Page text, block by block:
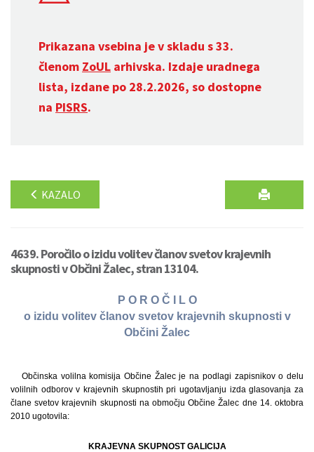
Prikazana vsebina je v skladu s 33.
členom ZoUL arhivska. Izdaje uradnega
lista, izdane po 28.2.2026, so dostopne
na PISRS.
KAZALO
4639. Poročilo o izidu volitev članov svetov krajevnih
skupnosti v Občini Žalec, stran 13104.
P O R O Č I L O
o izidu volitev članov svetov krajevnih skupnosti v
Občini Žalec
Občinska volilna komisija Občine Žalec je na podlagi zapisnikov o delu
volilnih odborov v krajevnih skupnostih pri ugotavljanju izda glasovanja za
člane svetov krajevnih skupnosti na območju Občine Žalec dne 14. oktobra
2010 ugotovila:
KRAJEVNA SKUPNOST GALICIJA